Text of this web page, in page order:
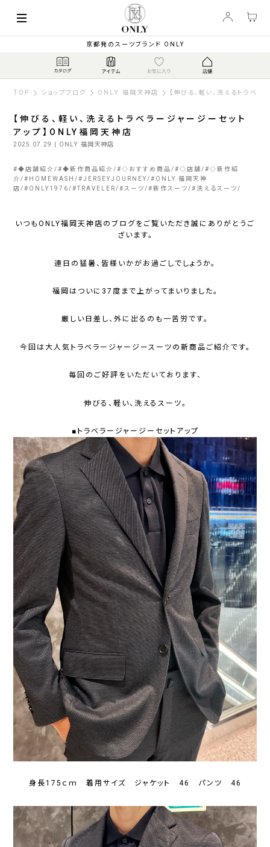
京都発のスーツブランド ONLY
TOP ショップブログ ONLY 福岡天神店 【伸びる、軽い、洗えるトラベ
【伸びる、軽い、洗えるトラベラージャージーセット
アップ】ONLY福岡天神店
2025.07.29 | ONLY 福岡天神店
#◆店舗紹介 #◆新作商品紹介 #◇おすすめ商品 #◇店舗 #◇新作紹
介 # HOMEWASH #JERSEYJOURNEY # ONLY 福岡天神
店 # ONLY1976 #TRAVELER # スーツ #新作スーツ # 洗えるスーツ
いつもONLY福岡天神店のブログをご覧いただき誠にありがとうご
ざいます。
連日の猛暑、皆様いかがお過ごしでしょうか。
福岡はついに37度まで上がってまいりました。
厳しい日差し、外に出るのも一苦労です。
今回は大人気トラベラージャージースーツの新商品ご紹介です。
毎回のご好評をいただいております、
伸びる、軽い、洗えるスーツ。
■トラベラージャージーセットアップ
身長175ｃｍ 着用サイズ ジャケット 46 パンツ 46